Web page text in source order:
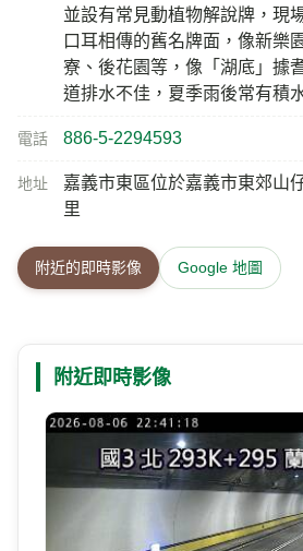
並設有常見動植物解說牌，現
口耳相傳的舊名牌面，像新樂
寮、後花園等，像「湖底」據
道排水不佳，夏季雨後常有積
電話 886-5-2294593
地址
嘉義市東區位於嘉義市東郊山
里
附近的即時影像 Google 地圖
附近即時影像